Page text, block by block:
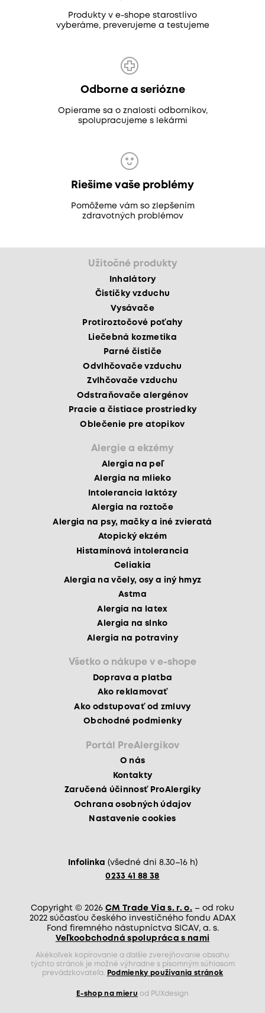
Produkty v e-shope starostlivo
vyberáme, preverujeme a testujeme
Odborne a seriózne
Opierame sa o znalosti odborníkov,
spolupracujeme s lekármi
Riešime vaše problémy
Pomôžeme vám so zlepšením
zdravotných problémov
Užitočné produkty
Inhalátory
Čističky vzduchu
Vysávače
Protiroztočové poťahy
Liečebná kozmetika
Parné čističe
Odvlhčovače vzduchu
Zvlhčovače vzduchu
Odstraňovače alergénov
Pracie a čistiace prostriedky
Oblečenie pre atopikov
Alergie a ekzémy
Alergia na peľ
Alergia na mlieko
Intolerancia laktózy
Alergia na roztoče
Alergia na psy, mačky a iné zvieratá
Atopický ekzém
Histamínová intolerancia
Celiakia
Alergia na včely, osy a iný hmyz
Astma
Alergia na latex
Alergia na slnko
Alergia na potraviny
Všetko o nákupe v e-shope
Doprava a platba
Ako reklamovať
Ako odstupovať od zmluvy
Obchodné podmienky
Portál PreAlergikov
O nás
Kontakty
Zaručená účinnosť ProAlergiky
Ochrana osobných údajov
Nastavenie cookies
Infolinka (všedné dni 8.30–16 h)
0233 41 88 38
Copyright © 2026 CM Trade Via s. r. o. – od roku
2022 súčasťou českého investičného fondu ADAX
Fond firemného nástupníctva SICAV, a. s.
Veľkoobchodná spolupráca s nami
Akékoľvek kopírovanie a ďalšie zverejňovanie obsahu
týchto stránok je možné výhradne s písomným súhlasom
prevádzkovateľa.
Podmienky používania stránok
E-shop na mieru od PUXdesign